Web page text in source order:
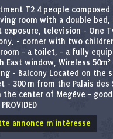
T2 4 people
room with a double bed,
exposure, television - One
- corner with two
- a toilet, - a fully
East window, Wireless
- Balcony Located on the
- 300 m from the Palais des
the center of Megève - good
annonce m'intéresse